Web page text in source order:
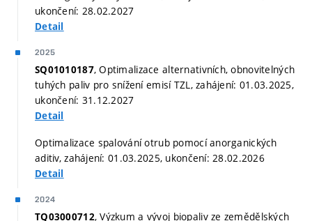
ukončení: 28.02.2027
Detail
2025
SQ01010187, Optimalizace alternativních, obnovitelných
tuhých paliv pro snížení emisí TZL, zahájení: 01.03.2025,
ukončení: 31.12.2027
Detail
Optimalizace spalování otrub pomocí anorganických
aditiv, zahájení: 01.03.2025, ukončení: 28.02.2026
Detail
2024
TQ03000712, Výzkum a vývoj biopaliv ze zemědělských